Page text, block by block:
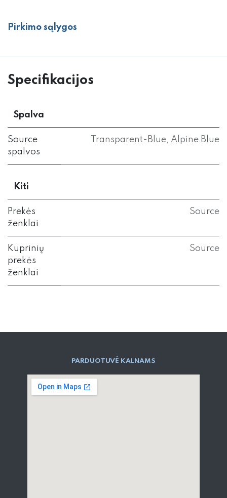
Pirkimo sąlygos
Specifikacijos
Spalva
Source
spalvos
Transparent-Blue, Alpine Blue
Kiti
Prekės
ženklai
Source
Kuprinių
prekės
ženklai
Source
PARD​UOTUVĖ​ KALNAMS